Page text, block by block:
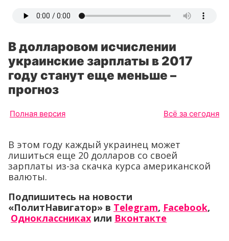
В долларовом исчислении
украинские зарплаты в 2017
году станут еще меньше –
прогноз
Полная версия Всё за сегодня
В этом году каждый украинец может
лишиться еще 20 долларов со своей
зарплаты из-за скачка курса американской
валюты.
Подпишитесь на новости
«ПолитНавигатор» в Telegram, Facebook,
Одноклассниках или Вконтакте